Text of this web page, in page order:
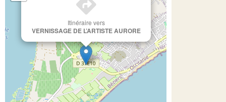
Itinéraire vers
VERNISSAGE DE L’ARTISTE AURORE